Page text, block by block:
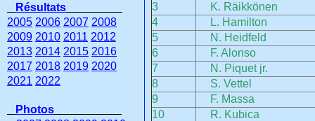
3
K. Räikkönen
4
L. Hamilton
5
N. Heidfeld
6
F. Alonso
7
N. Piquet jr.
8
S. Vettel
9
F. Massa
10
R. Kubica
Résultats
2005 2006 2007 2008
2009 2010 2011 2012
2013 2014 2015 2016
2017 2018 2019 2020
2021 2022
Photos